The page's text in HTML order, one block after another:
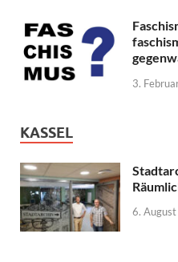
3.
KASSEL
6.